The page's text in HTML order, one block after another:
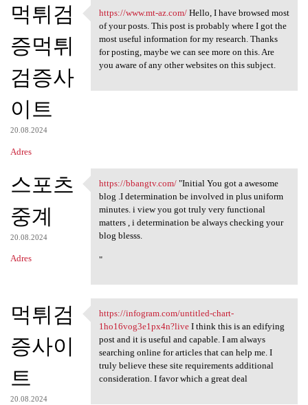
먹튀검
증먹튀
검증사
이트
20.08.2024
Adres
https://www.mt-az.com/ Hello,
https://www.mt-az.com/Hello, I have browsed most
of your posts. This post is probably where I got the
most useful information for my research. Thanks
for posting, maybe we can see more on this. Are
you aware of any other websites on this subject.
스포츠
중계
20.08.2024
Adres
https://bbangtv.com/ "Initial
https://bbangtv.com/"Initial You got a awesome
blog .I determination be involved in plus uniform
minutes. i view you got truly very functional
matters , i determination be always checking your
blog blesss.
"
먹튀검
증사이
트
20.08.2024
https://infogram.com/untitled
https://infogram.com/untitled-chart-
1ho16vog3e1px4n?liveI think this is an edifying
post and it is useful and capable. I am always
searching online for articles that can help me. I
truly believe these site requirements additional
consideration. I favor which a great deal